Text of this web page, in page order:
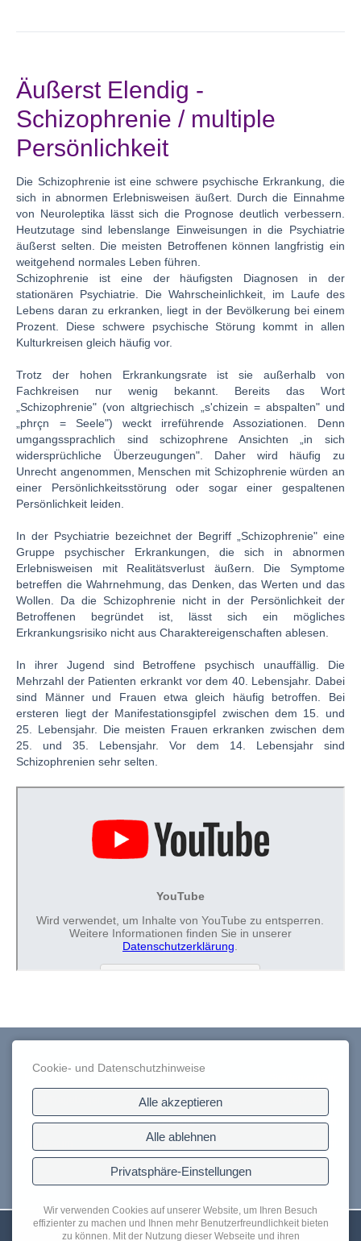
Äußerst Elendig -
Schizophrenie / multiple
Persönlichkeit
Die Schizophrenie ist eine schwere psychische Erkrankung, die
sich in abnormen Erlebnisweisen äußert. Durch die Einnahme
von Neuroleptika lässt sich die Prognose deutlich verbessern.
Heutzutage sind lebenslange Einweisungen in die Psychiatrie
äußerst selten. Die meisten Betroffenen können langfristig ein
weitgehend normales Leben führen.
Schizophrenie ist eine der häufigsten Diagnosen in der
stationären Psychiatrie. Die Wahrscheinlichkeit, im Laufe des
Lebens daran zu erkranken, liegt in der Bevölkerung bei einem
Prozent. Diese schwere psychische Störung kommt in allen
Kulturkreisen gleich häufig vor.
Trotz der hohen Erkrankungsrate ist sie außerhalb von
Fachkreisen nur wenig bekannt. Bereits das Wort
„Schizophrenie" (von altgriechisch „s'chizein = abspalten" und
„phrçn = Seele") weckt irreführende Assoziationen. Denn
umgangssprachlich sind schizophrene Ansichten „in sich
widersprüchliche Überzeugungen". Daher wird häufig zu
Unrecht angenommen, Menschen mit Schizophrenie würden an
einer Persönlichkeitsstörung oder sogar einer gespaltenen
Persönlichkeit leiden.
In der Psychiatrie bezeichnet der Begriff „Schizophrenie" eine
Gruppe psychischer Erkrankungen, die sich in abnormen
Erlebnisweisen mit Realitätsverlust äußern. Die Symptome
betreffen die Wahrnehmung, das Denken, das Werten und das
Wollen. Da die Schizophrenie nicht in der Persönlichkeit der
Betroffenen begründet ist, lässt sich ein mögliches
Erkrankungsrisiko nicht aus Charaktereigenschaften ablesen.
In ihrer Jugend sind Betroffene psychisch unauffällig. Die
Mehrzahl der Patienten erkrankt vor dem 40. Lebensjahr. Dabei
sind Männer und Frauen etwa gleich häufig betroffen. Bei
ersteren liegt der Manifestationsgipfel zwischen dem 15. und
25. Lebensjahr. Die meisten Frauen erkranken zwischen dem
25. und 35. Lebensjahr. Vor dem 14. Lebensjahr sind
Schizophrenien sehr selten.
Kontakt
Darmstadt
Stuttgart
Sinsheim
München
Integration
Cookie- und Datenschutzhinweise
Alle akzeptieren
Alle ablehnen
Privatsphäre-Einstellungen
Wir verwenden Cookies auf unserer Website, um Ihren Besuch
effizienter zu machen und Ihnen mehr Benutzerfreundlichkeit bieten
zu können. Mit der Nutzung dieser Webseite und ihren